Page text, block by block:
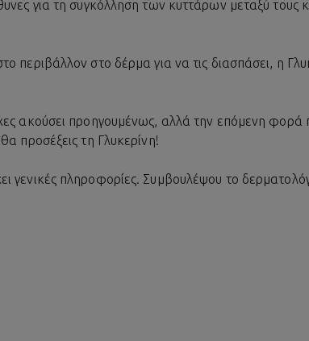
για τη συγκόλληση των κυττάρων μεταξύ τους
περιβάλλον στο δέρμα για να τις διασπάσει, η
ακούσει προηγουμένως, αλλά την επόμενη φορά
προσέξεις τη Γλυκερίνη!
γενικές πληροφορίες. Συμβουλέψου το